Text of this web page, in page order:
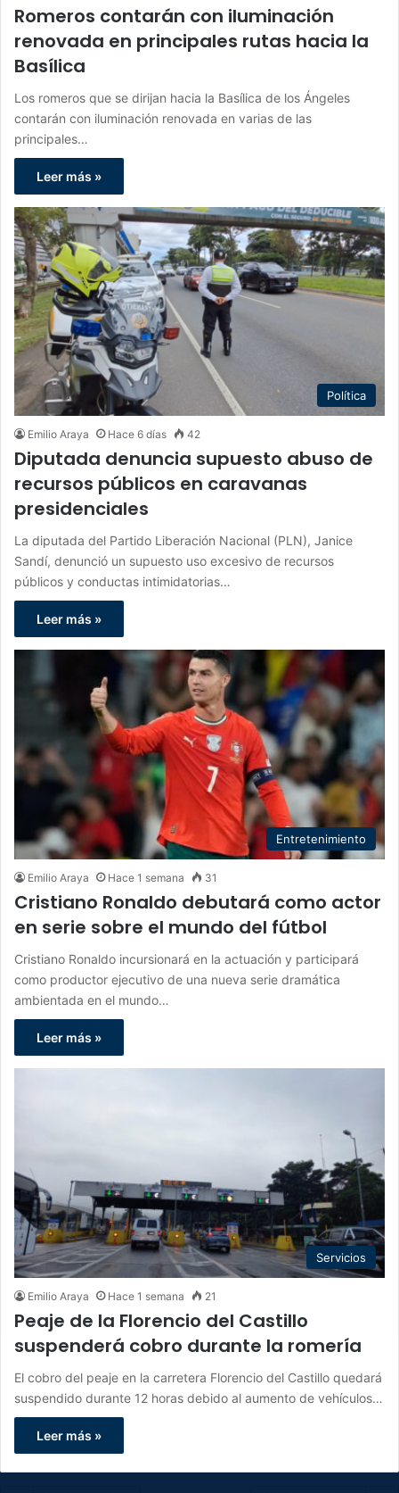
Romeros contarán con iluminación
renovada en principales rutas hacia la
Basílica
Los romeros que se dirijan hacia la Basílica de los Ángeles
contarán con iluminación renovada en varias de las
principales…
Leer más »
Política
Emilio Araya Hace 6 días 42
Diputada denuncia supuesto abuso de
recursos públicos en caravanas
presidenciales
La diputada del Partido Liberación Nacional (PLN), Janice
Sandí, denunció un supuesto uso excesivo de recursos
públicos y conductas intimidatorias…
Leer más »
Entretenimiento
Emilio Araya Hace 1 semana 31
Cristiano Ronaldo debutará como actor
en serie sobre el mundo del fútbol
Cristiano Ronaldo incursionará en la actuación y participará
como productor ejecutivo de una nueva serie dramática
ambientada en el mundo…
Leer más »
Servicios
Emilio Araya Hace 1 semana 21
Peaje de la Florencio del Castillo
suspenderá cobro durante la romería
El cobro del peaje en la carretera Florencio del Castillo quedará
suspendido durante 12 horas debido al aumento de vehículos…
Leer más »